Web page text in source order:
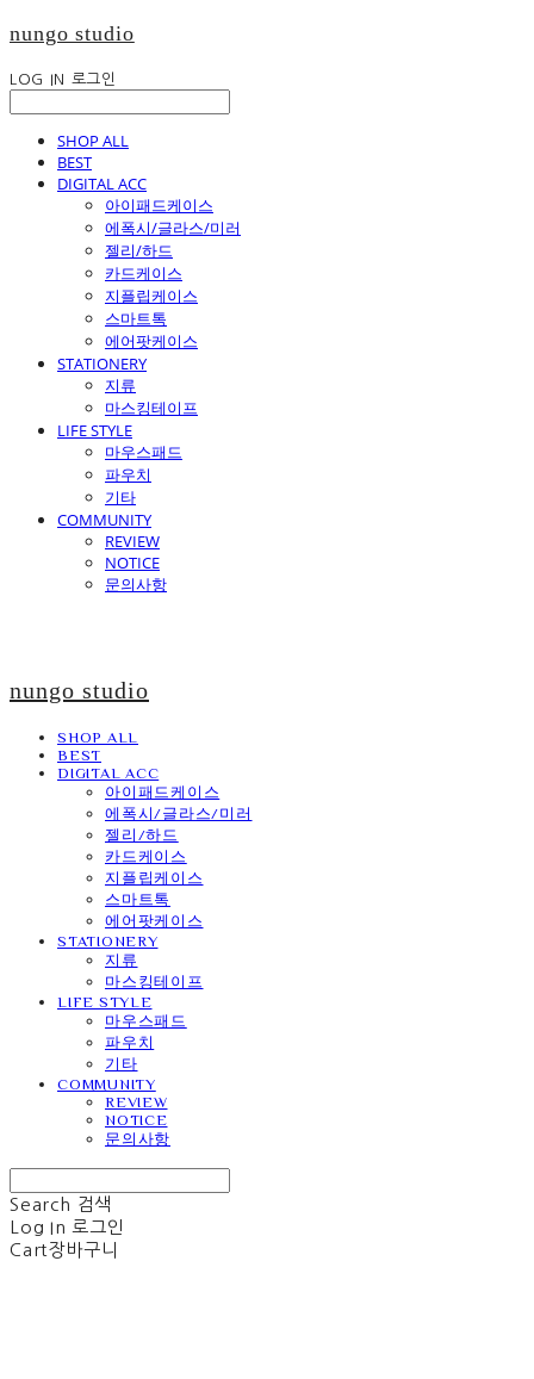
nungo studio
LOG IN 로그인
SHOP ALL
BEST
DIGITAL ACC
아이패드케이스
에폭시/글라스/미러
젤리/하드
카드케이스
지플립케이스
스마트톡
에어팟케이스
STATIONERY
지류
마스킹테이프
LIFE STYLE
마우스패드
파우치
기타
COMMUNITY
REVIEW
NOTICE
문의사항
nungo studio
SHOP ALL
BEST
DIGITAL ACC
아이패드케이스
에폭시/글라스/미러
젤리/하드
카드케이스
지플립케이스
스마트톡
에어팟케이스
STATIONERY
지류
마스킹테이프
LIFE STYLE
마우스패드
파우치
기타
COMMUNITY
REVIEW
NOTICE
문의사항
Search 검색
Log In 로그인
Cart장바구니